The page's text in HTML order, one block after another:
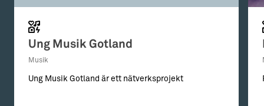
Ung Musik Gotland
Musik
Ung Musik Gotland är ett nätverksprojekt